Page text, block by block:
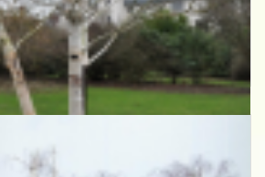
Himalajaberk
Betula jacquemontii